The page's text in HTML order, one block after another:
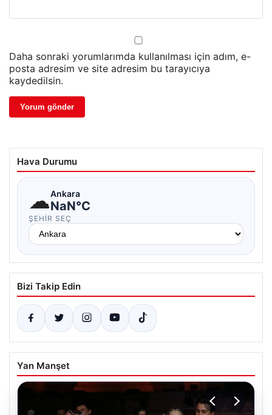
Daha sonraki yorumlarımda kullanılması için adım, e-
posta adresim ve site adresim bu tarayıcıya
kaydedilsin.
Hava Durumu
☁Ankara
NaN°C
ŞEHIR SEÇ
Bizi Takip Edin
Yan Manşet